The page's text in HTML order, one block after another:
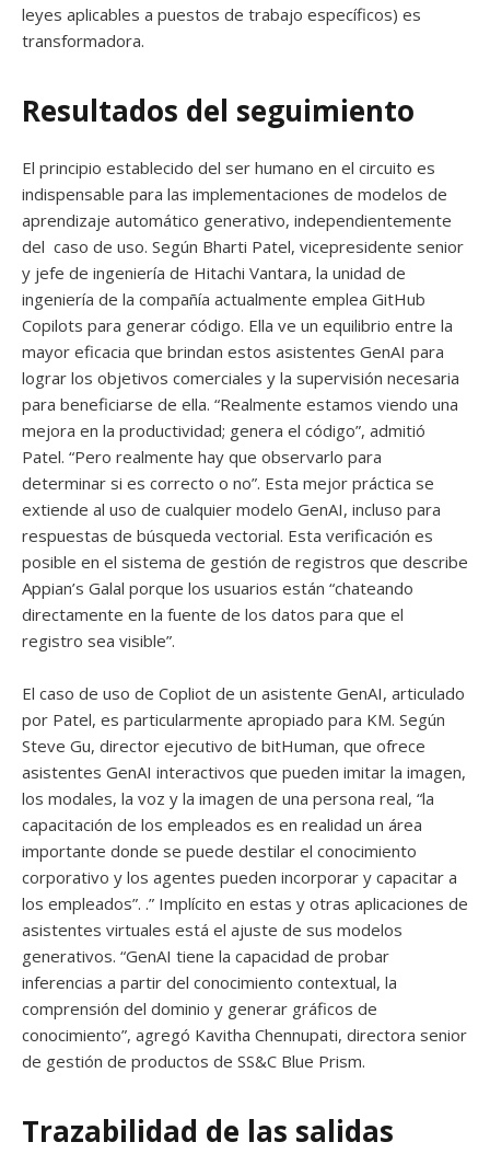
leyes aplicables a puestos de trabajo específicos) es
transformadora.
Resultados del seguimiento
El principio establecido del ser humano en el circuito es
indispensable para las implementaciones de modelos de
aprendizaje automático generativo, independientemente
del caso de uso. Según Bharti Patel, vicepresidente senior
y jefe de ingeniería de Hitachi Vantara, la unidad de
ingeniería de la compañía actualmente emplea GitHub
Copilots para generar código. Ella ve un equilibrio entre la
mayor eficacia que brindan estos asistentes GenAI para
lograr los objetivos comerciales y la supervisión necesaria
para beneficiarse de ella. “Realmente estamos viendo una
mejora en la productividad; genera el código”, admitió
Patel. “Pero realmente hay que observarlo para
determinar si es correcto o no”. Esta mejor práctica se
extiende al uso de cualquier modelo GenAI, incluso para
respuestas de búsqueda vectorial. Esta verificación es
posible en el sistema de gestión de registros que describe
Appian’s Galal porque los usuarios están “chateando
directamente en la fuente de los datos para que el
registro sea visible”.
El caso de uso de Copliot de un asistente GenAI, articulado
por Patel, es particularmente apropiado para KM. Según
Steve Gu, director ejecutivo de bitHuman, que ofrece
asistentes GenAI interactivos que pueden imitar la imagen,
los modales, la voz y la imagen de una persona real, “la
capacitación de los empleados es en realidad un área
importante donde se puede destilar el conocimiento
corporativo y los agentes pueden incorporar y capacitar a
los empleados”. .” Implícito en estas y otras aplicaciones de
asistentes virtuales está el ajuste de sus modelos
generativos. “GenAI tiene la capacidad de probar
inferencias a partir del conocimiento contextual, la
comprensión del dominio y generar gráficos de
conocimiento”, agregó Kavitha Chennupati, directora senior
de gestión de productos de SS&C Blue Prism.
Trazabilidad de las salidas